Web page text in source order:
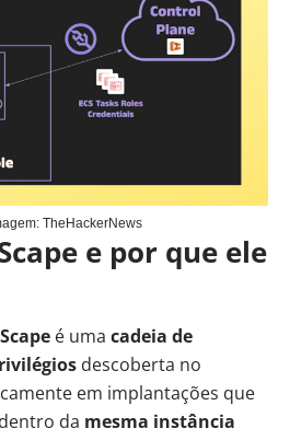
TheHackerNews
e por que ele
é uma cadeia de
descoberta no
em implantações que
da mesma instância